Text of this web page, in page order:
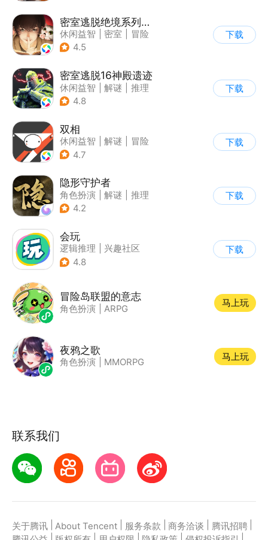
密室逃脱绝境系列3画仙奇缘
休闲益智 密室
冒险
| 密室逃脱
4.5
下载
密室逃脱16神殿遗迹
休闲益智 解谜
推理
| 密室逃脱
4.8
下载
双相
休闲益智 解谜
冒险
| 公益
4.7
下载
隐形守护者
角色扮演 解谜
推理
| 端游移植
4.2
下载
会玩
逻辑推理
兴趣社区
| 桌游类
4.8
下载
冒险岛联盟的意志
角色扮演 ARPG
马上玩
夜鸦之歌
角色扮演 MMORPG
马上玩
联系我们
关于腾讯 About Tencent 服务条款 商务洽谈 腾讯招聘